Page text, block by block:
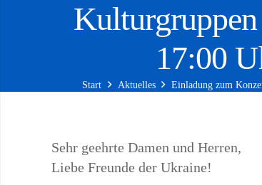
17:00
Start Aktuelles Einladung zum
Sehr geehrte Damen und Herren,
Liebe Freunde der Ukraine!